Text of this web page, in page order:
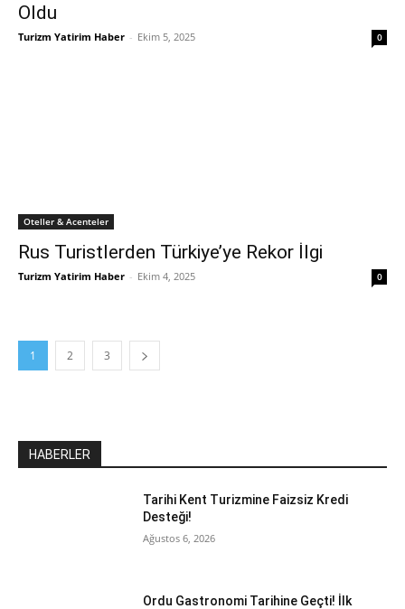
Oldu
Turizm Yatirim Haber - Ekim 5, 2025 0
Oteller & Acenteler
Rus Turistlerden Türkiye’ye Rekor İlgi
Turizm Yatirim Haber - Ekim 4, 2025 0
1 2 3
HABERLER
Tarihi Kent Turizmine Faizsiz Kredi
Desteği!
Ağustos 6, 2026
Ordu Gastronomi Tarihine Geçti! İlk